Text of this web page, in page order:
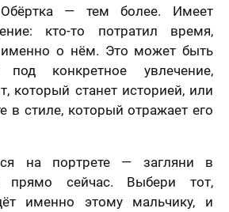
Обёртка — тем более. Имеет
кто-то потратил время,
именно о нём. Это может быть
под конкретное увлечение,
который станет историей, или
в стиле, который отражает его
на портрете — загляни в
прямо сейчас. Выбери тот,
именно этому мальчику, и